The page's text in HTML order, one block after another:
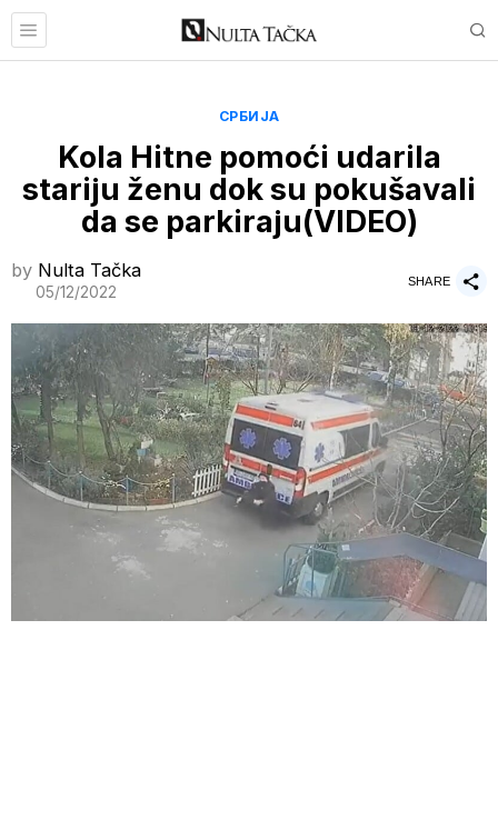
СРБИЈА
Kola Hitne pomoći udarila
stariju ženu dok su pokušavali
da se parkiraju(VIDEO)
by Nulta Tačka
05/12/2022
SHARE